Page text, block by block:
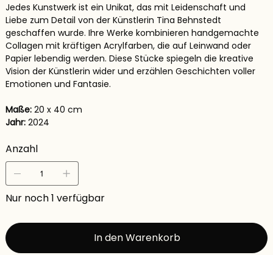
Jedes Kunstwerk ist ein Unikat, das mit Leidenschaft und
Liebe zum Detail von der Künstlerin Tina Behnstedt
geschaffen wurde. Ihre Werke kombinieren handgemachte
Collagen mit kräftigen Acrylfarben, die auf Leinwand oder
Papier lebendig werden. Diese Stücke spiegeln die kreative
Vision der Künstlerin wider und erzählen Geschichten voller
Emotionen und Fantasie.
Maße: 20 x 40 cm
Jahr:2024
Anzahl
Nur noch 1 verfügbar
In den Warenkorb